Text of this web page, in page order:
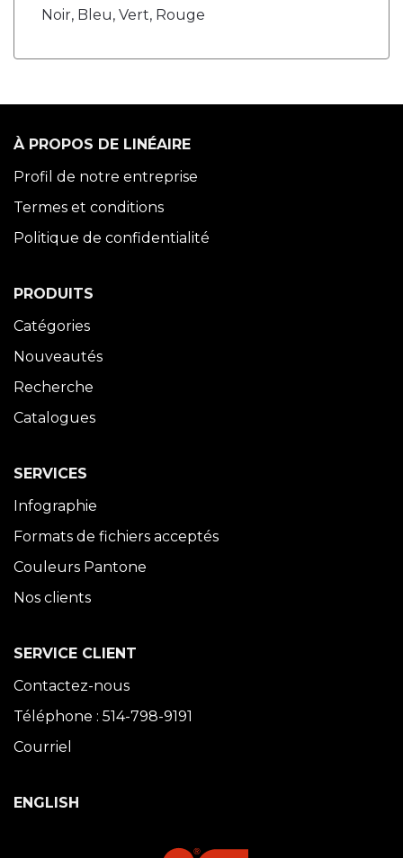
Noir, Bleu, Vert, Rouge
À PROPOS DE LINÉAIRE
Profil de notre entreprise
Termes et conditions
Politique de confidentialité
PRODUITS
Catégories
Nouveautés
Recherche
Catalogues
SERVICES
Infographie
Formats de fichiers acceptés
Couleurs Pantone
Nos clients
SERVICE CLIENT
Contactez-nous
Téléphone : 514-798-9191
Courriel
ENGLISH